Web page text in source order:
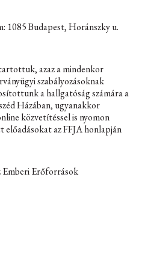
1085 Budapest, Horánszky u.
azaz a mindenkor
szabályozásoknak
a hallgatóság számára a
Házában, ugyanakkor
közvetítéssel is nyomon
az FFJA honlapján
Erőforrások